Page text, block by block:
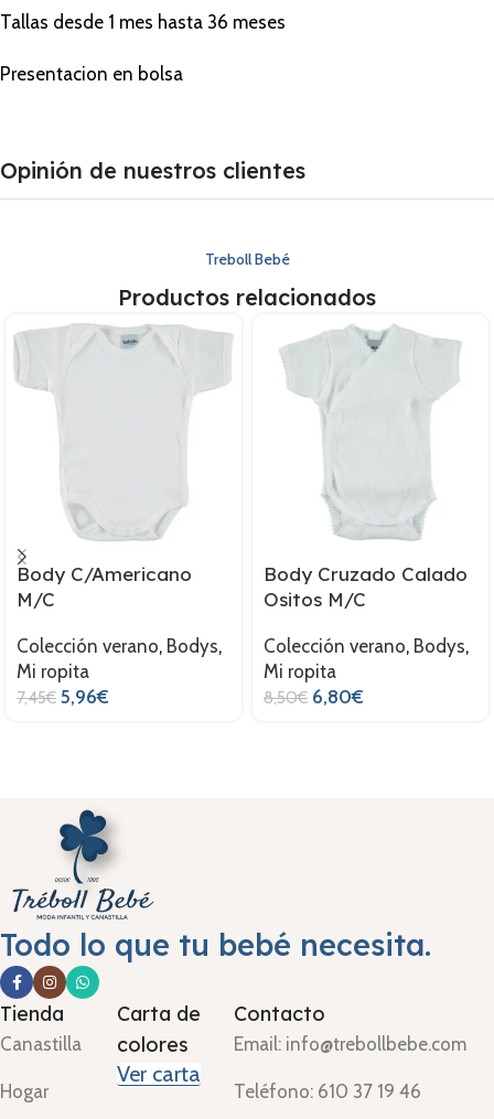
Tallas desde 1 mes hasta 36 meses
Presentacion en bolsa
Opinión de nuestros clientes
Treboll Bebé
Productos relacionados
Body C/Americano
M/C
Colección verano, Bodys,
Mi ropita
7,45€ 5,96€
Body Cruzado Calado
Ositos M/C
Colección verano, Bodys,
Mi ropita
8,50€ 6,80€
Todo lo que tu bebé necesita.
Tienda
Canastilla
Hogar
Carta de
colores
Ver carta
Contacto
Email: info@trebollbebe.com
Teléfono: 610 37 19 46